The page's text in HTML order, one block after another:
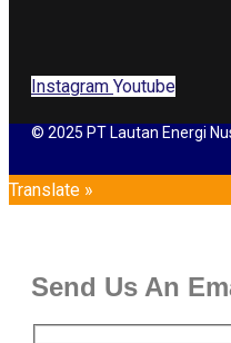
Instagram Youtube
© 2025 PT Lautan Energi
Translate »
Send Us An